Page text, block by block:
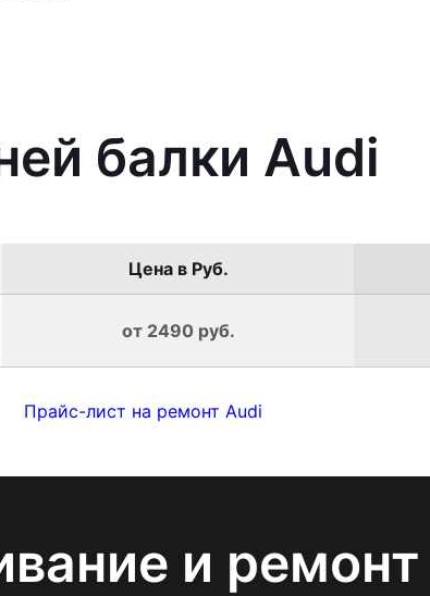
балки Audi
Цена в Руб.
от 2490 руб.
Прайс-лист на ремонт Audi
и ремонт